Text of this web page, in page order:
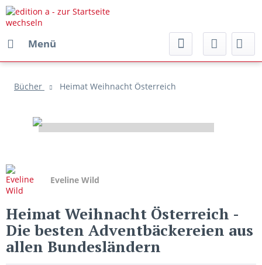
Menü
Bücher Heimat Weihnacht Österreich
Eveline Wild
Heimat Weihnacht Österreich -
Die besten Adventbäckereien aus
allen Bundesländern